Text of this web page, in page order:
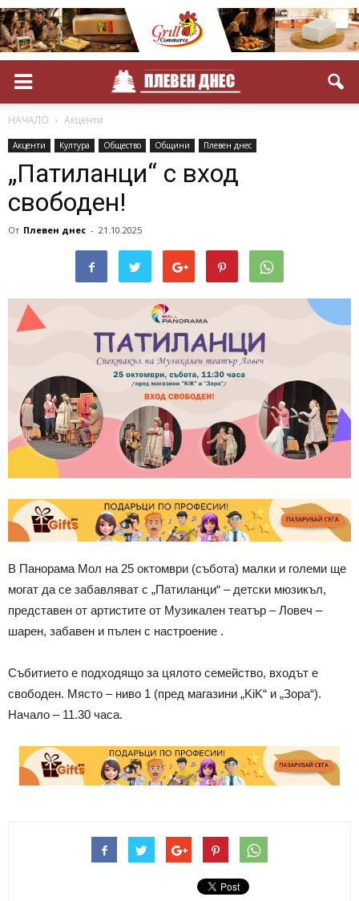
НАЧАЛО Акценти
Акценти Култура Общество Общини Плевен днес
„Патиланци“ с вход
свободен!
От Плевен днес - 21.10.2025
В Панорама Мол на 25 октомври (събота) малки и големи ще
могат да се забавляват с „Патиланци“ – детски мюзикъл,
представен от артистите от Музикален театър – Ловеч –
шарен, забавен и пълен с настроение .
Събитието е подходящо за цялото семейство, входът е
свободен. Място – ниво 1 (пред магазини „KiK“ и „Зора“).
Начало – 11.30 часа.